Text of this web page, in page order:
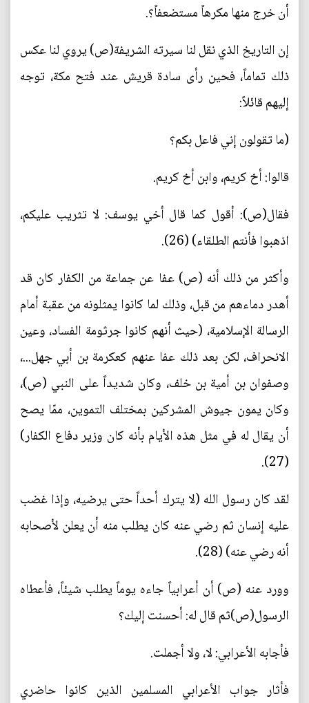
أن خرج منها مكرهاً مستضعفاً؟.
إن التاريخ الذي نقل لنا سيرته الشريفة(ص) يروي لنا عكس
ذلك تماماً، فحين رأى سادة قريش عند فتح مكة، توجه
إليهم قائلاً:
(ما تقولون إني فاعل بكم؟
قالوا: أخ كريم، وابن أخ كريم.
فقال(ص): أقول كما قال أخي يوسف: لا تثريب عليكم،
اذهبوا فأنتم الطلقاء) (26).
وأكثر من ذلك أنه (ص) عفا عن جماعة من الكفار كان قد
أهدر دماءهم من قبل، وذلك لما كانوا يمثلونه من عقبة أمام
الرسالة الإسلامية، (حيث أنهم كانوا جرثومة الفساد، وعين
الانحراف، لكن بعد ذلك عفا عنهم كعكرمة بن أبي جهل...،
وصفوان بن أمية بن خلف، وكان شديداً على النبي (ص)،
وكان يمون جيوش المشركين بمختلف التموين، ممّا يصح
أن يقال له في مثل هذه الأيام بأنه كان وزير دفاع الكفار)
(27).
لقد كان رسول الله (لا يترك أحداً حتى يرضيه، وإذا غضب
عليه إنسان ثم رضي عنه كان يطلب منه أن يعلن لأصحابه
أنه رضي عنه) (28).
وورد عنه (ص) أن أعرابياً جاءه يوماً يطلب شيئاً، فأعطاه
الرسول(ص)ثم قال له: أحسنت إليك؟
فأجابه الأعرابي: لا، ولا أجملت.
فأثار جواب الأعرابي المسلمين الذين كانوا حاضري